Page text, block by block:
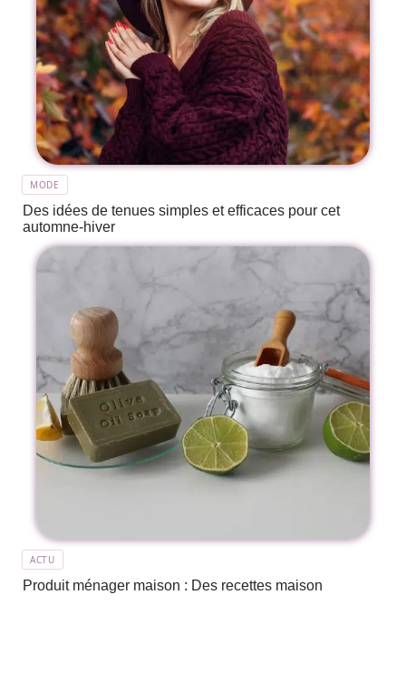
MODE
Des idées de tenues simples et efficaces pour cet
automne-hiver
ACTU
Produit ménager maison : Des recettes maison